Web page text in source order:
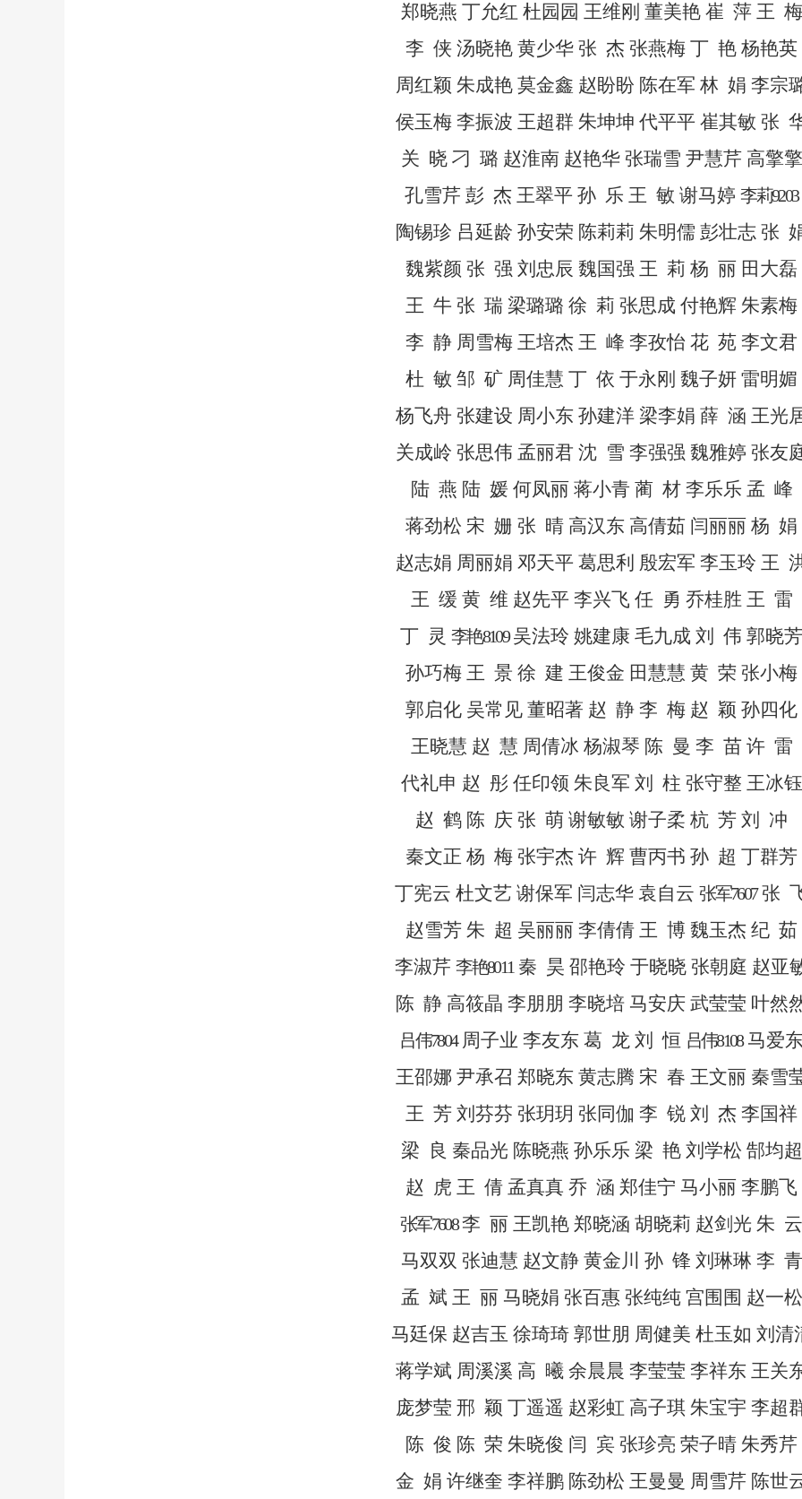
郑晓燕 丁允红 杜园园 王维刚 董美艳 崔 萍 王 梅
李 侠 汤晓艳 黄少华 张 杰 张燕梅 丁 艳 杨艳英
周红颖 朱成艳 莫金鑫 赵盼盼 陈在军 林 娟 李宗
侯玉梅 李振波 王超群 朱坤坤 代平平 崔其敏 张
关 晓 刁 璐 赵淮南 赵艳华 张瑞雪 尹慧芹 高擎擎
孔雪芹 彭 杰 王翠平 孙 乐 王 敏 谢马婷 李莉9203
陶锡珍 吕延龄 孙安荣 陈莉莉 朱明儒 彭壮志 张
魏紫颜 张 强 刘忠辰 魏国强 王 莉 杨 丽 田大磊
王 牛 张 瑞 梁璐璐 徐 莉 张思成 付艳辉 朱素梅
李 静 周雪梅 王培杰 王 峰 李孜怡 花 苑 李文君
杜 敏 邹 矿 周佳慧 丁 依 于永刚 魏子妍 雷明媚
杨飞舟 张建设 周小东 孙建洋 梁李娟 薛 涵 王光
关成岭 张思伟 孟丽君 沈 雪 李强强 魏雅婷 张友
陆 燕 陆 媛 何凤丽 蒋小青 蔺 材 李乐乐 孟 峰
蒋劲松 宋 姗 张 晴 高汉东 高倩茹 闫丽丽 杨 娟
赵志娟 周丽娟 邓天平 葛思利 殷宏军 李玉玲 王
王 缓 黄 维 赵先平 李兴飞 任 勇 乔桂胜 王 雷
丁 灵 李艳8109 吴法玲 姚建康 毛九成 刘 伟 郭晓芳
孙巧梅 王 景 徐 建 王俊金 田慧慧 黄 荣 张小梅
郭启化 吴常见 董昭著 赵 静 李 梅 赵 颖 孙四化
王晓慧 赵 慧 周倩冰 杨淑琴 陈 曼 李 苗 许 雷
代礼申 赵 彤 任印领 朱良军 刘 柱 张守整 王冰钰
赵 鹤 陈 庆 张 萌 谢敏敏 谢子柔 杭 芳 刘
冲
秦文正 杨 梅 张宇杰 许 辉 曹丙书 孙 超 丁群芳
丁宪云 杜文艺 谢保军 闫志华 袁自云 张军7607 张
赵雪芳 朱 超 吴丽丽 李倩倩 王 博 魏玉杰 纪 茹
李淑芹 李艳8011 秦 昊 邵艳玲 于晓晓 张朝庭 赵亚
陈 静 高筱晶 李朋朋 李晓培 马安庆 武莹莹 叶然
吕伟7804 周子业 李友东 葛 龙 刘 恒 吕伟8108 马爱
王邵娜 尹承召 郑晓东 黄志腾 宋 春 王文丽 秦雪
王 芳 刘芬芬 张玥玥 张同伽 李 锐 刘 杰 李国祥
梁 良 秦品光 陈晓燕 孙乐乐 梁 艳 刘学松 郜均超
赵 虎 王 倩 孟真真 乔 涵 郑佳宁 马小丽 李鹏飞
张军7608 李 丽 王凯艳 郑晓涵 胡晓莉 赵剑光 朱 云
马双双 张迪慧 赵文静 黄金川 孙 锋 刘琳琳 李 青
孟 斌 王 丽 马晓娟 张百惠 张纯纯 宫围围 赵一松
马廷保 赵吉玉 徐琦琦 郭世朋 周健美 杜玉如 刘清
蒋学斌 周溪溪 高 曦 余晨晨 李莹莹 李祥东 王关
庞梦莹 邢 颖 丁遥遥 赵彩虹 高子琪 朱宝宇 李超
陈 俊 陈 荣 朱晓俊 闫 宾 张珍亮 荣子晴 朱秀芹
金 娟 许继奎 李祥鹏 陈劲松 王曼曼 周雪芹 陈世